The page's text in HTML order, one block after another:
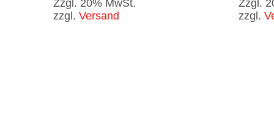
Zzgl. 20% MwSt.
zzgl. Versand
Zzgl.
zzgl.